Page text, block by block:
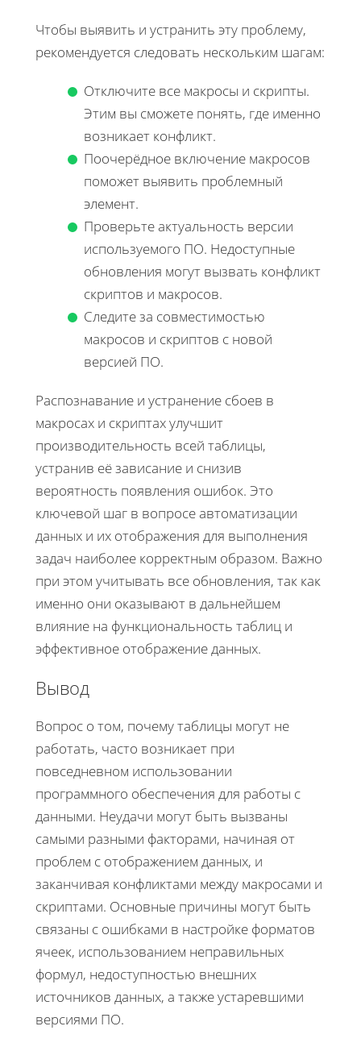
Чтобы выявить и устранить эту проблему,
рекомендуется следовать нескольким шагам:
Отключите все макросы и скрипты.
Этим вы сможете понять, где именно
возникает конфликт.
Поочерёдное включение макросов
поможет выявить проблемный
элемент.
Проверьте актуальность версии
используемого ПО. Недоступные
обновления могут вызвать конфликт
скриптов и макросов.
Следите за совместимостью
макросов и скриптов с новой
версией ПО.
Распознавание и устранение сбоев в
макросах и скриптах улучшит
производительность всей таблицы,
устранив её зависание и снизив
вероятность появления ошибок. Это
ключевой шаг в вопросе автоматизации
данных и их отображения для выполнения
задач наиболее корректным образом. Важно
при этом учитывать все обновления, так как
именно они оказывают в дальнейшем
влияние на функциональность таблиц и
эффективное отображение данных.
Вывод
Вопрос о том, почему таблицы могут не
работать, часто возникает при
повседневном использовании
программного обеспечения для работы с
данными. Неудачи могут быть вызваны
самыми разными факторами, начиная от
проблем с отображением данных, и
заканчивая конфликтами между макросами и
скриптами. Основные причины могут быть
связаны с ошибками в настройке форматов
ячеек, использованием неправильных
формул, недоступностью внешних
источников данных, а также устаревшими
версиями ПО.